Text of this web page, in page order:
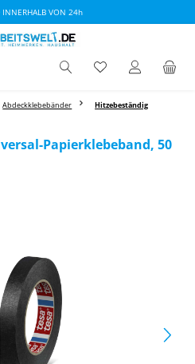
INNERHALB VON 24h
Abdeckklebebänder Hitzebeständig
Papierklebeband, 50